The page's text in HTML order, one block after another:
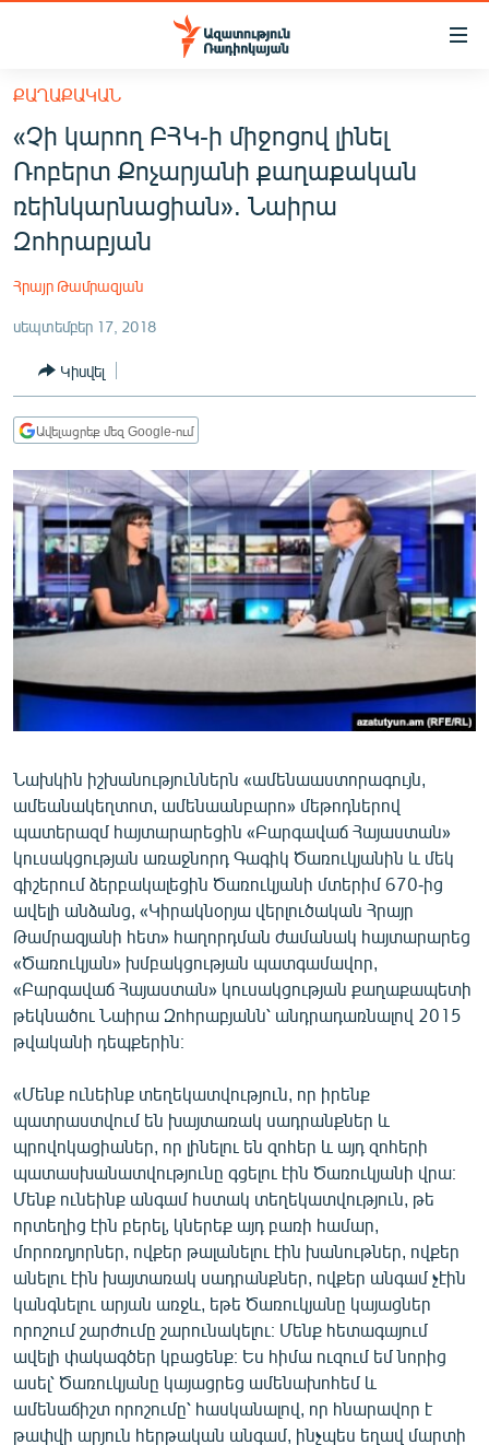
Մատչելիության
հիմնական
բովանդակությանը
Անցնել
հիմնական
մենյուին
Որոնում
ՀԱՅԱՍՏԱՆ
ՔԱՂԱՔԱԿԱՆ
ԸՆՏՐՈՒԹՅՈՒՆՆԵՐ 2026
ՊԱՏԵՐԱԶՄԻ 6 ՇԱԲԱԹՆԵՐԸ
ՏԱՐԱԾԱՇՐՋԱՆ
ՄԻՋԱԶԳԱՅԻՆ
ՄՇԱԿՈՒՅԹ
ՍՊՈՐՏ
ՄԵԿՆԱԲԱՆՈՒԹՅՈՒՆ
ԿՈՐՈՆԱՎԻՐՈՒՍ
ՏԵՍԱՆՅՈՒԹԵՐ
ԲԱՆԱՎԵՃ
ՁԳՏԵԼՈՎ ԼԱՎԱԳՈՒՅՆԻՆ
ՓՈԴՔԱՍԹ
Հայերեն
English
Русский
ՀԵՏԵՎԵՔ ՄԵԶ
«Ազատության» բոլոր կայքերը
ՔԱՂԱՔԱԿԱՆ
​​«Չի կարող ԲՀԿ-ի միջոցով լինել
Ռոբերտ Քոչարյանի քաղաքական
ռեինկարնացիան». Նաիրա
Զոհրաբյան
Հրայր Թամրազյան
սեպտեմբեր 17, 2018
Կիսվել
Ավելացրեք մեզ Google-ում
Նախկին իշխանություններն «ամենաաստորագույն,
ամեանակեղտոտ, ամենաանբարո» մեթոդներով
պատերազմ հայտարարեցին «Բարգավաճ Հայաստան»
կուսակցության առաջնորդ Գագիկ Ծառուկյանին և մեկ
գիշերում ձերբակալեցին Ծառուկյանի մտերիմ 670-ից
ավելի անձանց, «Կիրակնօրյա վերլուծական Հրայր
Թամրազյանի հետ» հաղորդման ժամանակ հայտարարեց
«Ծառուկյան» խմբակցության պատգամավոր,
«Բարգավաճ Հայաստան» կուսակցության քաղաքապետի
թեկնածու Նաիրա Զոհրաբյանն՝ անդրադառնալով 2015
թվականի դեպքերին։
«Մենք ունեինք տեղեկատվություն, որ իրենք
պատրաստվում են խայտառակ սադրանքներ և
պրովոկացիաներ, որ լինելու են զոհեր և այդ զոհերի
պատասխանատվությունը գցելու էին Ծառուկյանի վրա։
Մենք ունեինք անգամ հստակ տեղեկատվություն, թե
որտեղից էին բերել, կներեք այդ բառի համար,
մորոռդյորներ, ովքեր թալանելու էին խանութներ, ովքեր
անելու էին խայտառակ սադրանքներ, ովքեր անգամ չէին
կանգնելու արյան առջև, եթե Ծառուկյանը կայացներ
որոշում շարժումը շարունակելու։ Մենք հետագայում
ավելի փակագծեր կբացենք։ Ես հիմա ուզում եմ նորից
ասել՝ Ծառուկյանը կայացրեց ամենախոհեմ և
ամենաճիշտ որոշումը՝ հասկանալով, որ հնարավոր է
թափվի արյուն հերթական անգամ, ինչպես եղավ մարտի